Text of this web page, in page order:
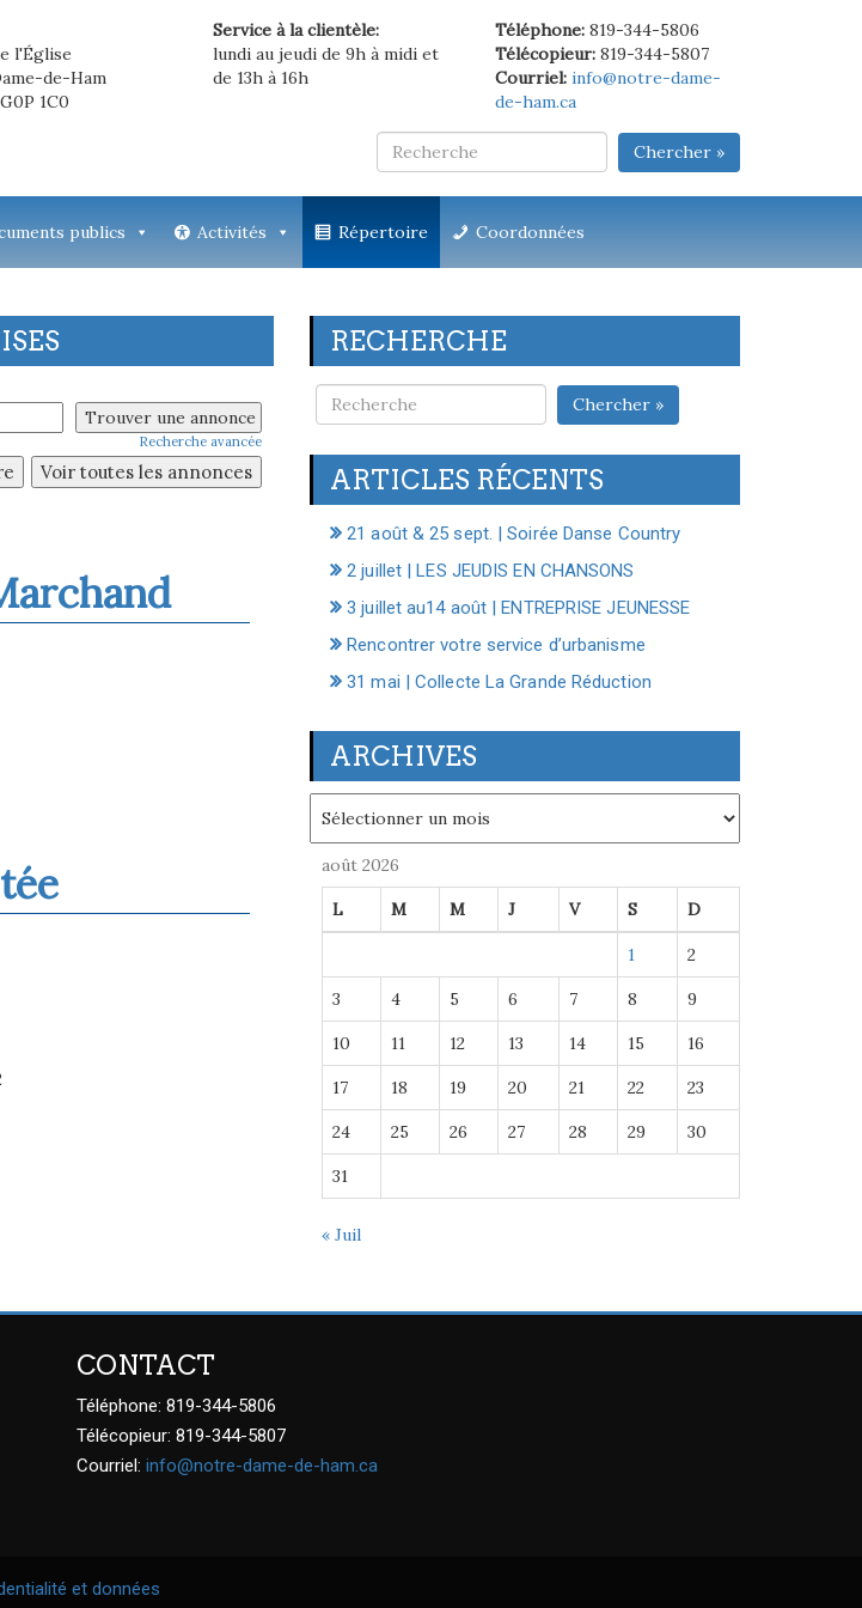
l'Église
de-Ham
1C0
Service à la clientèle:
lundi au jeudi de 9h à midi et
de 13h à 16h
Téléphone:819-344-5806
Télécopieur:819-344-5807
Courriel: info@notre-dame-
de-ham.ca
Chercher »
publics Activités Répertoire Coordonnées
Recherche avancée
RECHERCHE
Chercher »
ARTICLES RÉCENTS
21 août & 25 sept. | Soirée Danse Country
2 juillet | LES JEUDIS EN CHANSONS
3 juillet au14 août | ENTREPRISE JEUNESSE
Rencontrer votre service d’urbanisme
31 mai | Collecte La Grande Réduction
ARCHIVES
août 2026
L M M J V S D
1 2
3 4 5 6 7 8 9
10 11 12 13 14 15 16
17 18 19 20 21 22 23
24 25 26 27 28 29 30
31
« Juil
CONTACT
Téléphone: 819-344-5806
Télécopieur: 819-344-5807
Courriel: info@notre-dame-de-ham.ca
et données